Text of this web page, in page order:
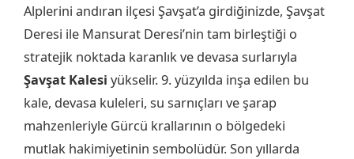
Alplerini andıran ilçesi Şavşat’a girdiğinizde, Şavşat
Deresi ile Mansurat Deresi’nin tam birleştiği o
stratejik noktada karanlık ve devasa surlarıyla
Şavşat Kalesi yükselir. 9. yüzyılda inşa edilen bu
kale, devasa kuleleri, su sarnıçları ve şarap
mahzenleriyle Gürcü krallarının o bölgedeki
mutlak hakimiyetinin sembolüdür. Son yıllarda